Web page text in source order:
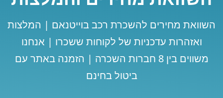
השוואת מחירים להשכרת רכב בוייטנאם | המלצות
ואזהרות עדכניות של לקוחות ששכרו | אנחנו
משווים בין 8 חברות השכרה | הזמנה באתר עם
ביטול בחינם